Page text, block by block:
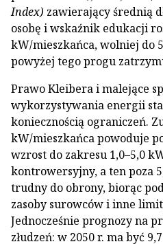
Index) zawierający średnią
osobę i wskaźnik edukacji
kW/mieszkańca, wolniej do
powyżej tego progu
Prawo Kleibera i malejące
wykorzystywania energii
koniecznością ograniczeń.
kW/mieszkańca powoduje
wzrost do zakresu 1,0–5,0
kontrowersyjny, a ten poza
trudny do obrony, biorąc
zasoby surowców i inne
Jednocześnie prognozy na
złudzeń: w 2050 r. ma być